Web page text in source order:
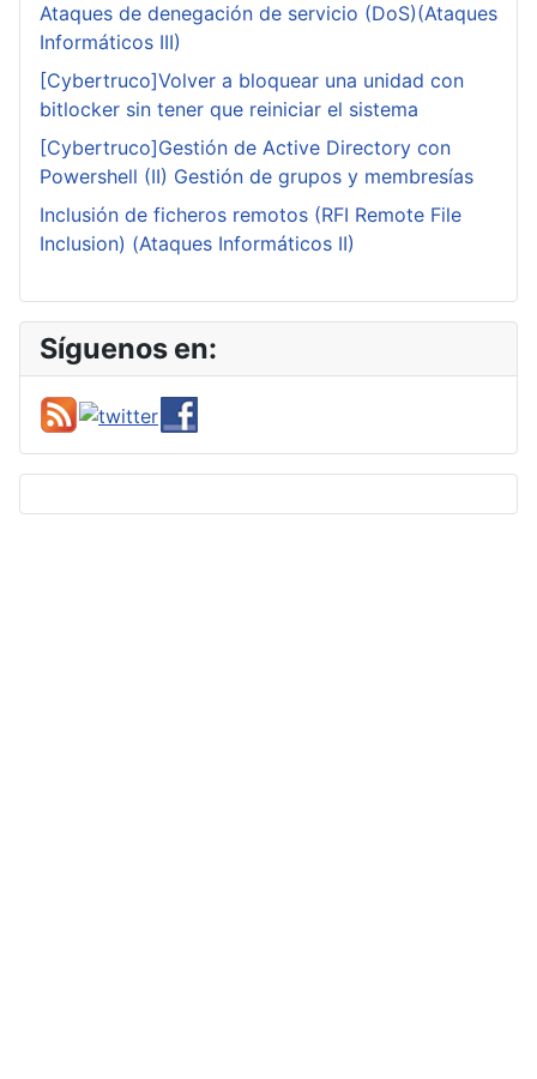
Ataques de denegación de servicio (DoS)(Ataques
Informáticos III)
[Cybertruco]Volver a bloquear una unidad con
bitlocker sin tener que reiniciar el sistema
[Cybertruco]Gestión de Active Directory con
Powershell (II) Gestión de grupos y membresías
Inclusión de ficheros remotos (RFI Remote File
Inclusion) (Ataques Informáticos II)
Síguenos en: